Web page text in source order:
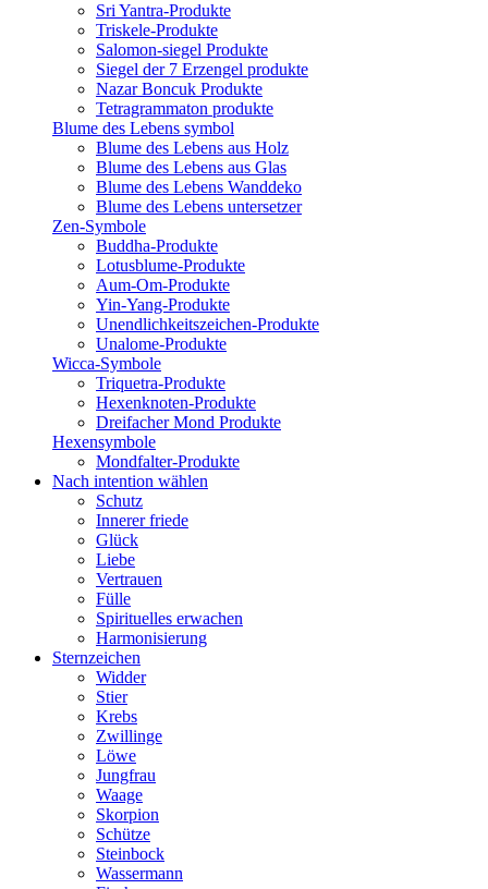
Sri Yantra-Produkte
Triskele-Produkte
Salomon-siegel Produkte
Siegel der 7 Erzengel produkte
Nazar Boncuk Produkte
Tetragrammaton produkte
Blume des Lebens symbol​
Blume des Lebens aus Holz
Blume des Lebens aus Glas
Blume des Lebens Wanddeko
Blume des Lebens untersetzer
Zen-Symbole
Buddha-Produkte
Lotusblume-Produkte
Aum-Om-Produkte
Yin-Yang-Produkte
Unendlichkeitszeichen-Produkte
Unalome-Produkte
Wicca-Symbole
Triquetra-Produkte
Hexenknoten-Produkte
Dreifacher Mond Produkte
Hexensymbole
Mondfalter-Produkte
Nach intention wählen
Schutz
Innerer friede
Glück
Liebe
Vertrauen
Fülle
Spirituelles erwachen
Harmonisierung
Sternzeichen
Widder
Stier
Krebs
Zwillinge
Löwe
Jungfrau
Waage
Skorpion
Schütze
Steinbock
Wassermann